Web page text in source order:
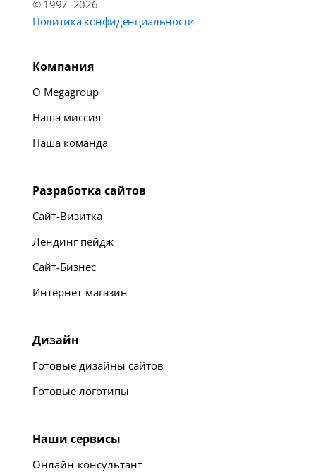
© 1997–2026
Политика конфиденциальности
Компания
О Megagroup
Наша миссия
Наша команда
Разработка сайтов
Сайт-Визитка
Лендинг пейдж
Сайт-Бизнес
Интернет-магазин
Дизайн
Готовые дизайны сайтов
Готовые логотипы
Наши сервисы
Онлайн-консультант